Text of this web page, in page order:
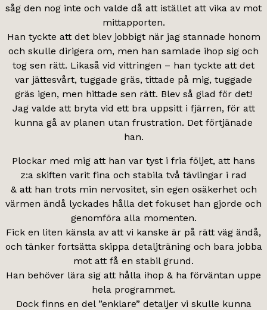
såg den nog inte och valde då att istället att vika av mot
mittapporten.
Han tyckte att det blev jobbigt när jag stannade honom
och skulle dirigera om, men han samlade ihop sig och
tog sen rätt. Likaså vid vittringen – han tyckte att det
var jättesvårt, tuggade gräs, tittade på mig, tuggade
gräs igen, men hittade sen rätt. Blev så glad för det!
Jag valde att bryta vid ett bra uppsitt i fjärren, för att
kunna gå av planen utan frustration. Det förtjänade
han.
Plockar med mig att han var tyst i fria följet, att hans
z:a skiften varit fina och stabila två tävlingar i rad
& att han trots min nervositet, sin egen osäkerhet och
värmen ändå lyckades hålla det fokuset han gjorde och
genomföra alla momenten.
Fick en liten känsla av att vi kanske är på rätt väg ändå,
och tänker fortsätta skippa detaljträning och bara jobba
mot att få en stabil grund.
Han behöver lära sig att hålla ihop & ha förväntan uppe
hela programmet.
Dock finns en del ”enklare” detaljer vi skulle kunna